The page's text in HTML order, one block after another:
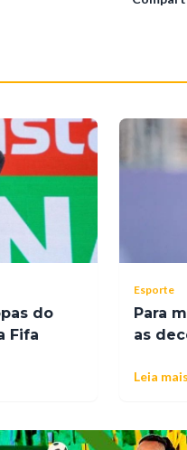
do
Fifa
Esporte
Para
as
Leia